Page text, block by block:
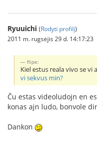
Ryuuichi (Rodyti profilį)
2011 m. rugsėjis 29 d. 14:17:23
flipe:
Kiel estus reala vivo se
vi sekvus min?
Ĉu estas videoludojn en
konas ajn ludo, bonvole
Dankon